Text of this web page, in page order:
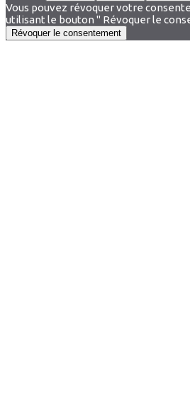
Vous pouvez révoquer votre
utilisant le bouton " Révoquer le
Révoquer le consentement